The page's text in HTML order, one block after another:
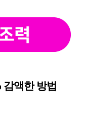
액한 방법